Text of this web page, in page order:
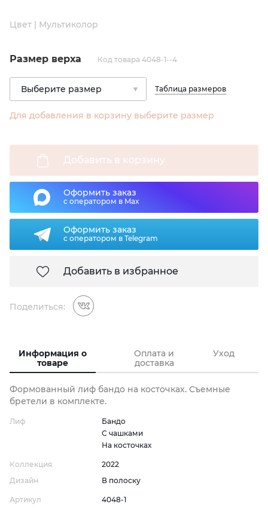
Цвет | Мультиколор
Размер верха Код товара 4048-1--4
Таблица размеров
Для добавления в корзину выберите размер
Добавить в корзину
Оформить заказ
с оператором в Max
Оформить заказ
с оператором в Telegram
Добавить в избранное
Поделиться:
Информация о
товаре
Оплата и
доставка
Уход
Формованный лиф бандо на косточках. Съемные
бретели в комплекте.
Лиф
Бандо
С чашками
На косточках
Коллекция
2022
Дизайн
В полоску
Артикул
4048-1